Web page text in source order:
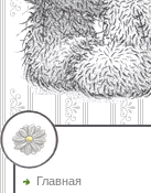
Главная